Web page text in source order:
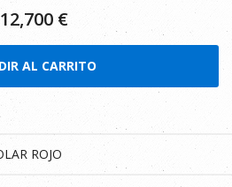
12,700€
AL CARRITO